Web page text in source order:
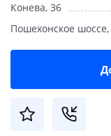
Конева, 36
Пошехонское шоссе,